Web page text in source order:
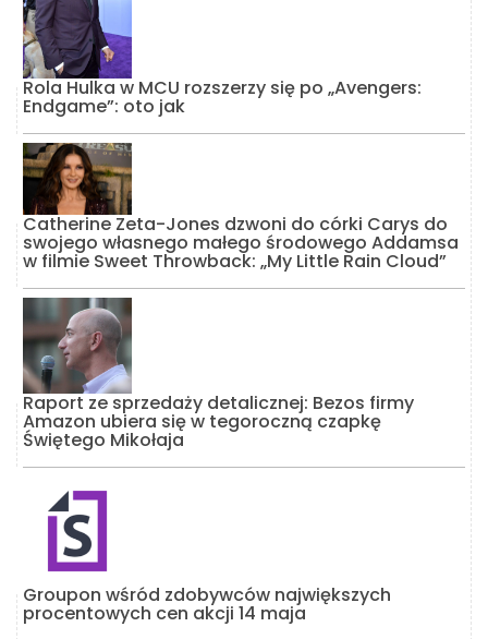
Rola Hulka w MCU rozszerzy się po „Avengers:
Endgame”: oto jak
Catherine Zeta-Jones dzwoni do córki Carys do
swojego własnego małego środowego Addamsa
w filmie Sweet Throwback: „My Little Rain Cloud”
Raport ze sprzedaży detalicznej: Bezos firmy
Amazon ubiera się w tegoroczną czapkę
Świętego Mikołaja
Groupon wśród zdobywców największych
procentowych cen akcji 14 maja